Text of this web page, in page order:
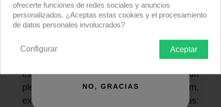
Jirafa Junior de acero cromado con
cabeza universal. SIN trípode. Jirafa de 3
basculante, contrapeso 022 de 6,7kg y
cabeza universal (manguito 29mm y
espárrago de 16mm). Medidas: extensión
plegada 163cm, extensión máxima 300cm,
extensión mínima 163cm. Otras medidas:
ofrecerte funciones de redes sociales y anuncios
personalizados. ¿Aceptas estas cookies y el procesamiento
de datos personales involucrados?
Aceptar
Configurar
Email
NO, GRACIAS